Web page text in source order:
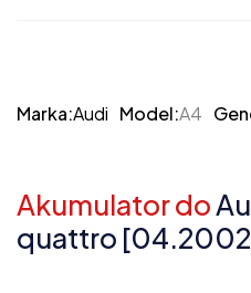
Marka:Audi Model:A4
Akumulator do
quattro